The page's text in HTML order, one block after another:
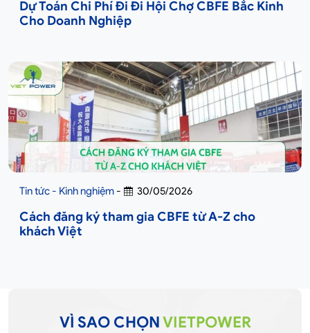
Dự Toán Chi Phí Đi Đi Hội Chợ CBFE Bắc Kinh
Cho Doanh Nghiệp
Tin tức - Kinh nghiệm - 30/05/2026
Cách đăng ký tham gia CBFE từ A-Z cho
khách Việt
VÌ SAO CHỌNVIETPOWER